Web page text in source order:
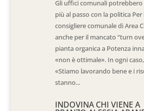
Gli uffici comunali potrebbero
più al passo con la politica Per
consigliere comunale di Area
anche per il mancato “turn
pianta organica a Potenza
«non è ottimale». In ogni caso,
«Stiamo lavorando bene e i
stanno...
INDOVINA CHI VIENE A